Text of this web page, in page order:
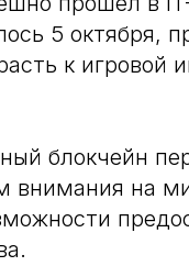
5 октября,
к игровой
блокчейн
внимания на